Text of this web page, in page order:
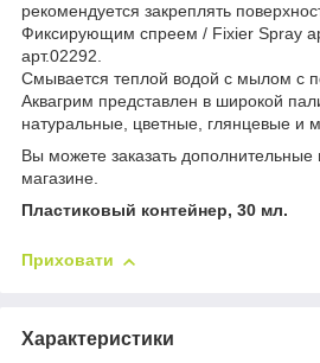
рекомендуется закреплять
Фиксирующим спреем / Fixier Spray
арт.02292.
Смывается теплой водой с мылом с
Аквагрим представлен в широкой
натуральные, цветные, глянцевые и
Вы можете заказать
магазине.
Пластиковый контейнер, 30 мл.
Приховати
Характеристики